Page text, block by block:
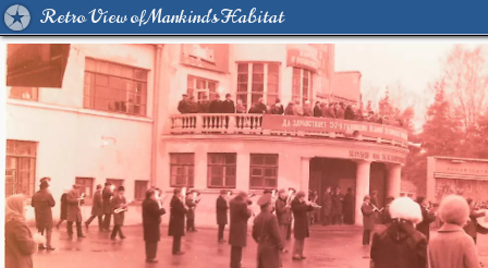
Retro View of Mankind's Habitat